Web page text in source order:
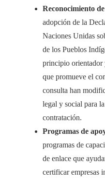
Reconocimiento
adopción de la
Naciones Unidas
de los Pueblos
principio orientador
que promueve el
consulta han
legal y social para
contratación.
Programas de
programas de
de enlace que
certificar empresas